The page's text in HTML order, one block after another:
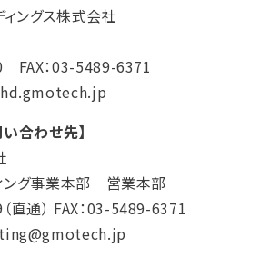
ングス株式会社
FAX：03-5489-6371
合わせ先】
ング事業本部 営業本部
直通） FAX：03-5489-6371